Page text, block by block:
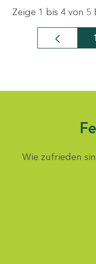
Zeige 1 bis 4 von 5
1
Wie zufrieden